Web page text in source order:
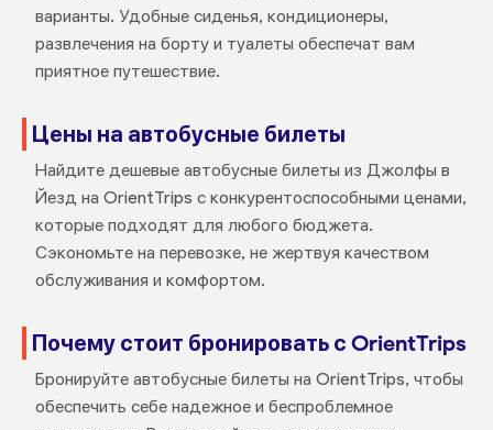
варианты. Удобные сиденья, кондиционеры,
развлечения на борту и туалеты обеспечат вам
приятное путешествие.
Цены на автобусные билеты
Найдите дешевые автобусные билеты из Джолфы в
Йезд на OrientTrips с конкурентоспособными ценами,
которые подходят для любого бюджета.
Сэкономьте на перевозке, не жертвуя качеством
обслуживания и комфортом.
Почему стоит бронировать с OrientTrips
Бронируйте автобусные билеты на OrientTrips, чтобы
обеспечить себе надежное и беспроблемное